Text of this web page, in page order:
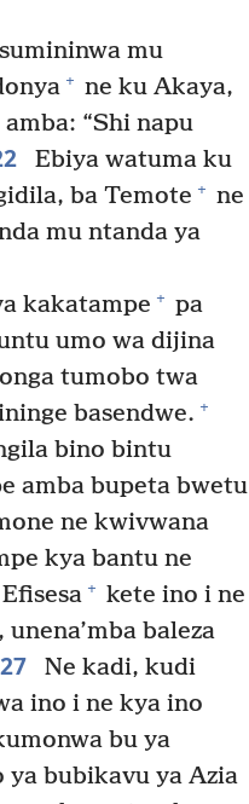
mu
+ ne ku Akaya,
“Shi napu
Ebiya watuma ku
ba Temote + ne
mu ntanda ya
kakatampe + pa
umo wa dijina
tumobo twa
basendwe. +
bino bintu
amba bupeta bwetu
ne kwivwana
kya bantu ne
+ kete ino i ne
baleza
27
Ne kadi, kudi
ino i ne kya ino
bu ya
bubikavu ya Azia